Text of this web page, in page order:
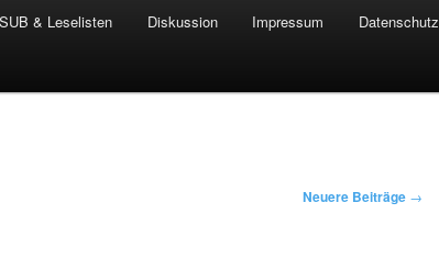
SUB & Leselisten Diskussion Impressum Datenschutz
Neuere Beiträge →